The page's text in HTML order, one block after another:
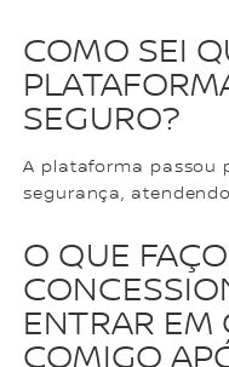
COMO SEI
SEGURO?
A plataforma passou
segurança,
O QUE
ENTRAR EM